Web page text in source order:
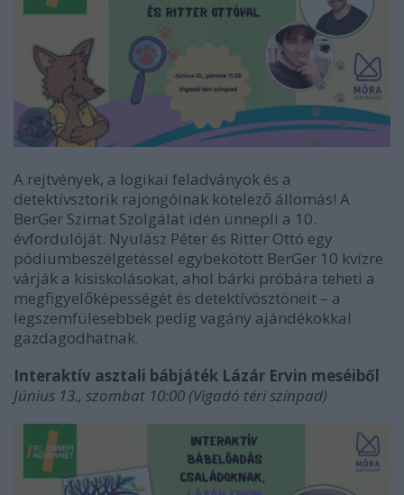
A rejtvények, a logikai feladványok és a
detektívsztorik rajongóinak kötelező állomás! A
BerGer Szimat Szolgálat idén ünnepli a 10.
évfordulóját. Nyulász Péter és Ritter Ottó egy
pódiumbeszélgetéssel egybekötött BerGer 10 kvízre
várják a kisiskolásokat, ahol bárki próbára teheti a
megfigyelőképességét és detektívösztöneit – a
legszemfülesebbek pedig vagány ajándékokkal
gazdagodhatnak.
Interaktív asztali bábjáték Lázár Ervin meséiből
Június 13., szombat 10:00 (Vigadó téri színpad)